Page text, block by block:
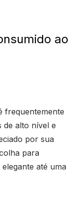
ao
frequentemente
de alto nível e
por sua
para
até uma